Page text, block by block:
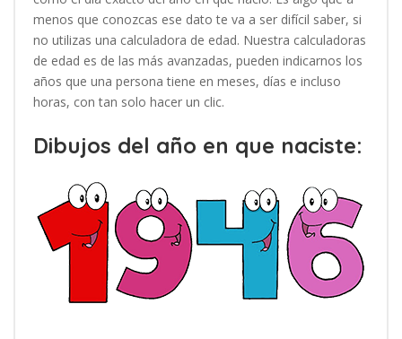
menos que conozcas ese dato te va a ser difícil saber, si
no utilizas una calculadora de edad. Nuestra calculadoras
de edad es de las más avanzadas, pueden indicarnos los
años que una persona tiene en meses, días e incluso
horas, con tan solo hacer un clic.
Dibujos del año en que naciste: